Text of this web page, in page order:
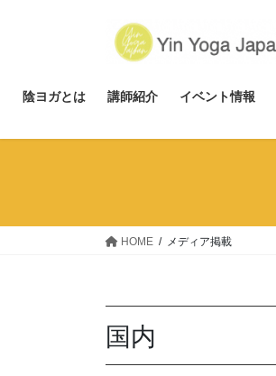
陰ヨガとは 講師紹介 イベント情報
HOME メディア掲載
国内